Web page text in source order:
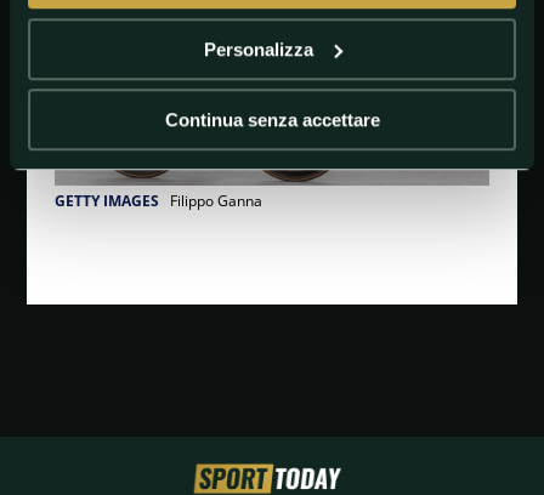
Personalizza
Continua senza accettare
GETTY IMAGES Filippo Ganna